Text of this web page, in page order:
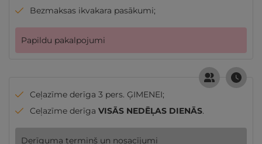
Bezmaksas ikvakara pasākumi;
Papildu pakalpojumi
Ceļazīme derīga 3 pers. ĢIMENEI;
Ceļazīme derīga VISĀS NEDĒĻAS DIENĀS.
Derīguma termiņš un nosacījumi